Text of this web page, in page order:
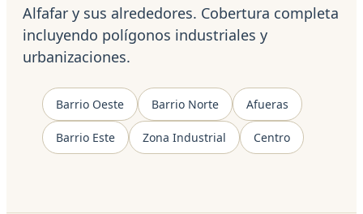
Alfafar y sus alrededores. Cobertura completa
incluyendo polígonos industriales y
urbanizaciones.
Barrio Oeste Barrio Norte Afueras
Barrio Este Zona Industrial Centro